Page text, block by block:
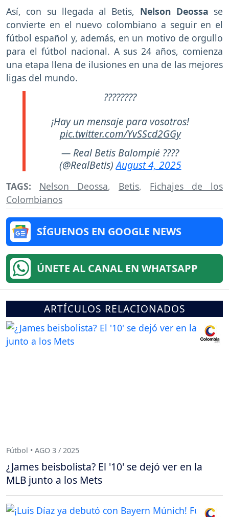
Así, con su llegada al Betis, Nelson Deossa se
convierte en el nuevo colombiano a seguir en el
fútbol español y, además, en un motivo de orgullo
para el fútbol nacional. A sus 24 años, comienza
una etapa llena de ilusiones en una de las mejores
ligas del mundo.
????????
¡Hay un mensaje para vosotros!
pic.twitter.com/YvSScd2GGy
— Real Betis Balompié ????
(@RealBetis)August 4, 2025
TAGS: Nelson Deossa, Betis, Fichajes de los
Colombianos
SÍGUENOS EN GOOGLE NEWS
ÚNETE AL CANAL EN WHATSAPP
ARTÍCULOS RELACIONADOS
Fútbol • AGO 3 / 2025
¿James beisbolista? El '10' se dejó ver en la
MLB junto a los Mets